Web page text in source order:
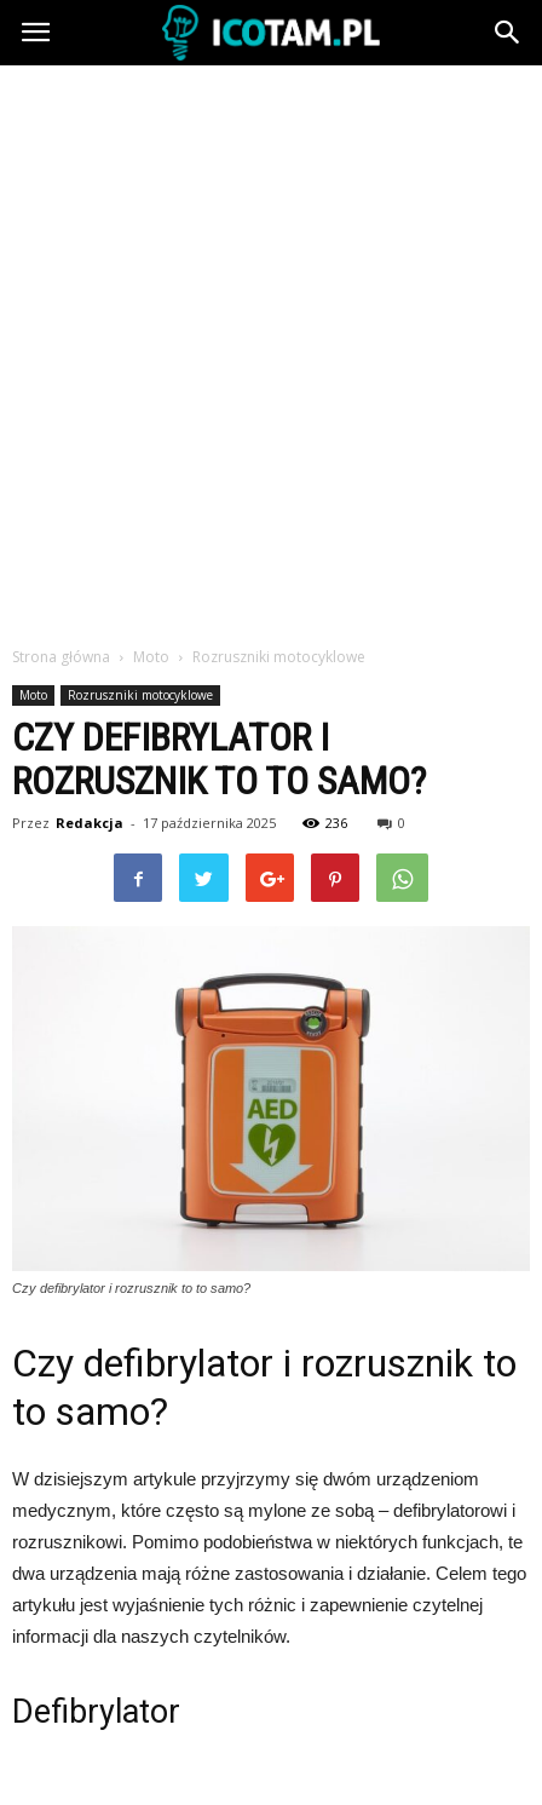
icotam.pl
Strona główna Moto Rozruszniki motocyklowe
Moto Rozruszniki motocyklowe
CZY DEFIBRYLATOR I
ROZRUSZNIK TO TO SAMO?
Przez Redakcja - 17 października 2025 236 0
Czy defibrylator i rozrusznik to to samo?
Czy defibrylator i rozrusznik to
to samo?
W dzisiejszym artykule przyjrzymy się dwóm urządzeniom
medycznym, które często są mylone ze sobą – defibrylatorowi i
rozrusznikowi. Pomimo podobieństwa w niektórych funkcjach, te
dwa urządzenia mają różne zastosowania i działanie. Celem tego
artykułu jest wyjaśnienie tych różnic i zapewnienie czytelnej
informacji dla naszych czytelników.
Defibrylator